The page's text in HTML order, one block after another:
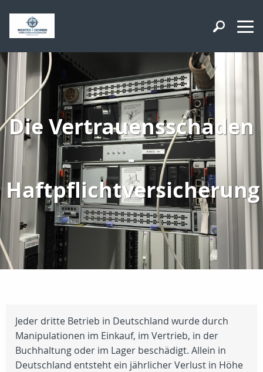
Die Vertrauensschaden
-
Haftpflichtversicherung
Jeder dritte Betrieb in Deutschland wurde durch
Manipulationen im Einkauf, im Vertrieb, in der
Buchhaltung oder im Lager beschädigt. Allein in
Deutschland entsteht ein jährlicher Verlust in Höhe